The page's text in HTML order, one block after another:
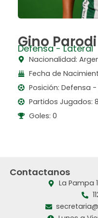
Gino Parodi
Defensa - Lateral
Nacionalidad:
Fecha de
Posición: Defensa -
Partidos Jugados: 8
Goles: 0
Contactanos
La Pampa